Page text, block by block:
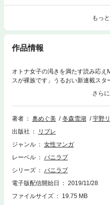
もっ
作品情報
オトナ女子の渇きを満たす読み応
スが裸族です」うるおい新連載ス
す」1話…雇い主はイケメンでノー
リー」5話…私はセックス依存症社
ェイク〜大富豪と復讐の花嫁〜」5
貌の義弟が現れ… ※「ラブ・ランジ
著者 奥めぐ美 冬森雪湖
宇野
出版社
リブレ
ジャンル
女性マンガ
レーベル
バニラブ
シリーズ
バニラブ
電子版配信開始日
2019/11/28
ファイルサイズ
19.75 MB